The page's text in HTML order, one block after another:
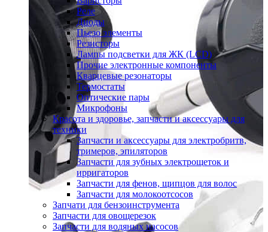
Реле
Диоды
Пьезо элементы
Резисторы
Лампы подсветки для ЖК (LCD)
Прочие электронные компоненты
Кварцевые резонаторы
Термостаты
Оптические пары
Микрофоны
Красота и здоровье, запчасти и аксессуары для
техники
Запчасти и аксессуары для электробритв,
тримеров, эпиляторов
Запчасти для зубных электрощеток и
ирригаторов
Запчасти для фенов, щипцов для волос
Запчасти для молокоотсосов
Запчати для бензоинструмента
Запчасти для овощерезок
Запчасти для водяных насосов